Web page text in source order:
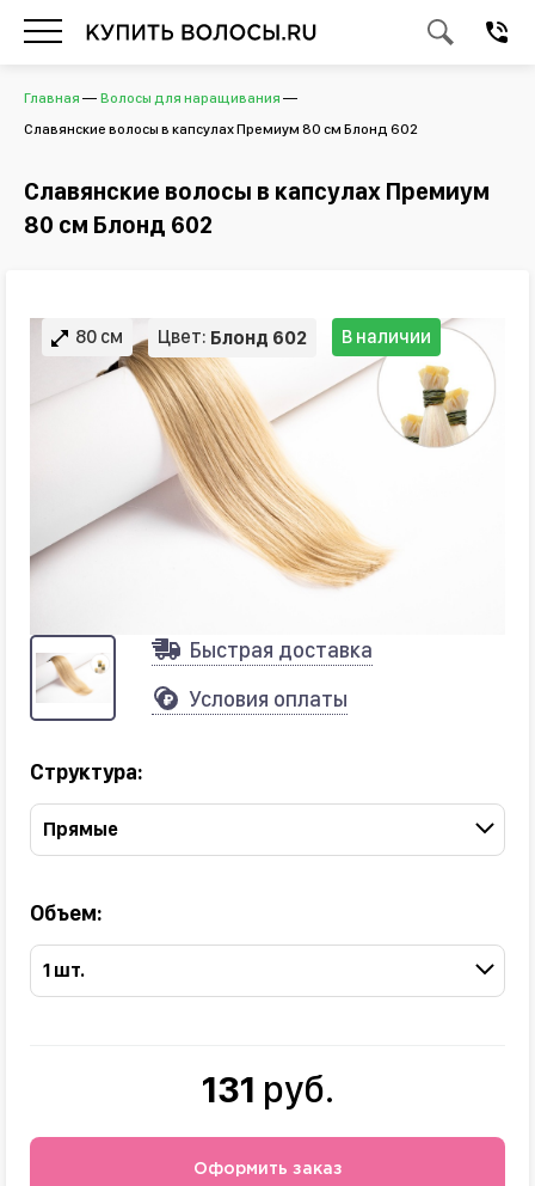
Главная
Волосы для наращивания
Славянские волосы в капсулах Премиум 80 см Блонд 602
Славянские волосы в капсулах Премиум
80 см Блонд 602
80 см Цвет: Блонд 602 В наличии
Быстрая доставка
Условия оплаты
Структура:
Прямые
Объем:
1 шт.
131 руб.
Оформить заказ